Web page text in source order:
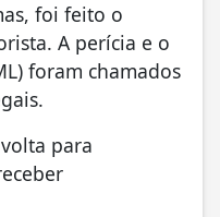
foi feito o
A perícia e o
foram chamados
para